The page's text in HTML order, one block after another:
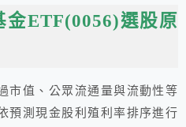
金ETF(0056)選股原
市值、公眾流通量與流動性等
預測現金股利殖利率排序進行